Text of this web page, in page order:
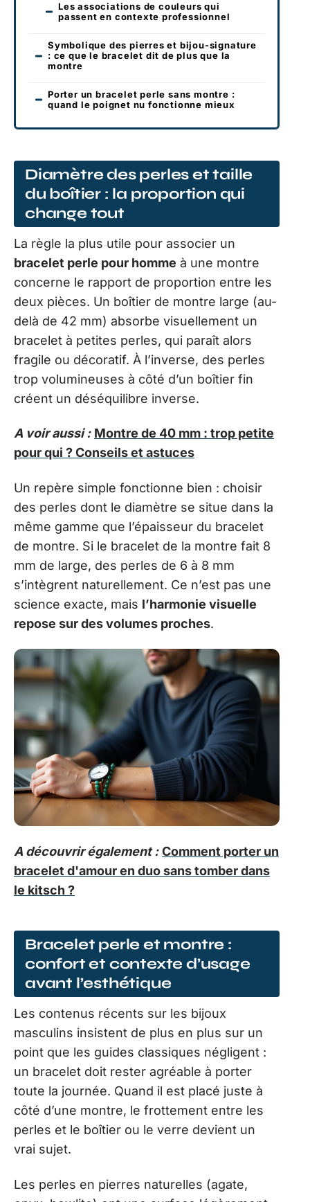
Les associations de couleurs qui
passent en contexte professionnel
Symbolique des pierres et bijou-signature
: ce que le bracelet dit de plus que la
montre
Porter un bracelet perle sans montre :
quand le poignet nu fonctionne mieux
Diamètre des perles et taille
du boîtier : la proportion qui
change tout
La règle la plus utile pour associer un
bracelet perle pour homme à une montre
concerne le rapport de proportion entre les
deux pièces. Un boîtier de montre large (au-
delà de 42 mm) absorbe visuellement un
bracelet à petites perles, qui paraît alors
fragile ou décoratif. À l’inverse, des perles
trop volumineuses à côté d’un boîtier fin
créent un déséquilibre inverse.
A voir aussi : Montre de 40 mm : trop petite
pour qui ? Conseils et astuces
Un repère simple fonctionne bien : choisir
des perles dont le diamètre se situe dans la
même gamme que l’épaisseur du bracelet
de montre. Si le bracelet de la montre fait 8
mm de large, des perles de 6 à 8 mm
s’intègrent naturellement. Ce n’est pas une
science exacte, mais l’harmonie visuelle
repose sur des volumes proches.
A découvrir également : Comment porter un
bracelet d'amour en duo sans tomber dans
le kitsch ?
Bracelet perle et montre :
confort et contexte d’usage
avant l’esthétique
Les contenus récents sur les bijoux
masculins insistent de plus en plus sur un
point que les guides classiques négligent :
un bracelet doit rester agréable à porter
toute la journée. Quand il est placé juste à
côté d’une montre, le frottement entre les
perles et le boîtier ou le verre devient un
vrai sujet.
Les perles en pierres naturelles (agate,